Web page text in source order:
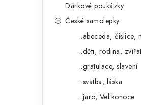
Dárkové poukázky
České samolepky
...abeceda, číslice,
...děti, rodina,
...gratulace, slavení
...svatba, láska
...jaro, Velikonoce